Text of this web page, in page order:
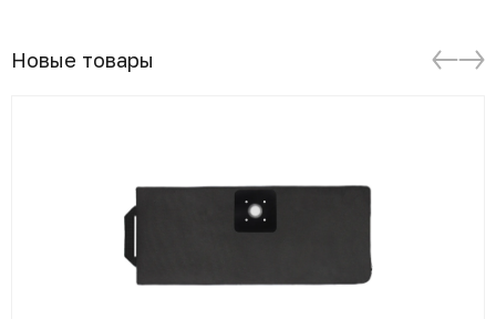
Новые товары